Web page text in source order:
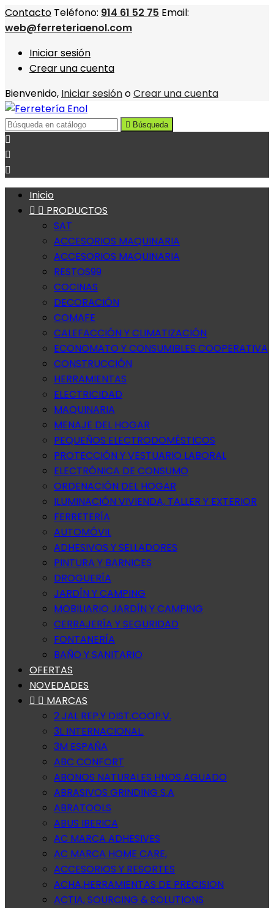
Contacto Teléfono: 914 61 52 75 Email:
web@ferreteriaenol.com
Iniciar sesión
Crear una cuenta
Bienvenido, Iniciar sesiónoCrear una cuenta
 Búsqueda



Inicio
  PRODUCTOS
SAT
ACCESORIOS MAQUINARIA
ACCESORIOS MAQUINARIA
RESTOS99
COCINAS
DECORACIÓN
COMAFE
CALEFACCIÓN Y CLIMATIZACIÓN
ECONOMATO Y CONSUMIBLES COOPERATIVA
CONSTRUCCIÓN
HERRAMIENTAS
ELECTRICIDAD
MAQUINARIA
MENAJE DEL HOGAR
PEQUEÑOS ELECTRODOMÉSTICOS
PROTECCIÓN Y VESTUARIO LABORAL
ELECTRÓNICA DE CONSUMO
ORDENACIÓN DEL HOGAR
ILUMINACIÓN VIVIENDA, TALLER Y EXTERIOR
FERRETERÍA
AUTOMÓVIL
ADHESIVOS Y SELLADORES
PINTURA Y BARNICES
DROGUERÍA
JARDÍN Y CAMPING
MOBILIARIO JARDÍN Y CAMPING
CERRAJERÍA Y SEGURIDAD
FONTANERÍA
BAÑO Y SANITARIO
OFERTAS
NOVEDADES
  MARCAS
2 JAL REP.Y DIST.COOP.V.
3L INTERNACIONAL.
3M ESPAÑA
ABC CONFORT
ABONOS NATURALES HNOS AGUADO
ABRASIVOS GRINDING S.A
ABRATOOLS
ABUS IBERICA
AC MARCA ADHESIVES
AC MARCA HOME CARE,
ACCESORIOS Y RESORTES
ACHA,HERRAMIENTAS DE PRECISION
ACTIA, SOURCING & SOLUTIONS